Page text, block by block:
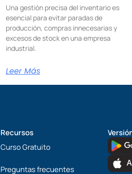
Una gestión precisa del inventario es
esencial para evitar paradas de
producción, compras innecesarias y
excesos de stock en una empresa
industrial.
Leer Más
Recursos
Curso Gratuito
Preguntas frecuentes